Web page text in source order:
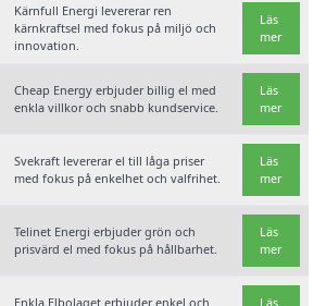
Kärnfull Energi levererar ren
kärnkraftsel med fokus på miljö och
innovation.
Läs
mer
Cheap Energy erbjuder billig el med
enkla villkor och snabb kundservice.
Läs
mer
Svekraft levererar el till låga priser
med fokus på enkelhet och valfrihet.
Läs
mer
Telinet Energi erbjuder grön och
prisvärd el med fokus på hållbarhet.
Läs
mer
Enkla Elbolaget erbjuder enkel och
Läs